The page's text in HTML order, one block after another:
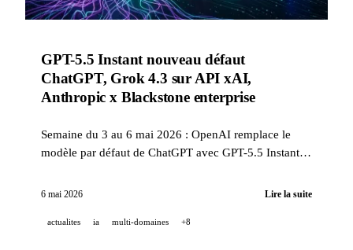
GPT-5.5 Instant nouveau défaut
ChatGPT, Grok 4.3 sur API xAI,
Anthropic x Blackstone enterprise
Semaine du 3 au 6 mai 2026 : OpenAI remplace le
modèle par défaut de ChatGPT avec GPT-5.5 Instant
tokens, #1 agentic), Anthropic et les grands fonds
6 mai 2026 Lire la suite
actualites ia multi-domaines +8